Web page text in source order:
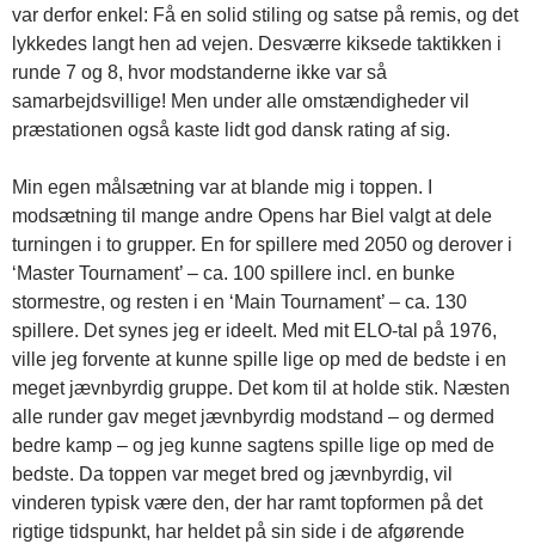
var derfor enkel: Få en solid stiling og satse på remis, og det
lykkedes langt hen ad vejen. Desværre kiksede taktikken i
runde 7 og 8, hvor modstanderne ikke var så
samarbejdsvillige! Men under alle omstændigheder vil
præstationen også kaste lidt god dansk rating af sig.
Min egen målsætning var at blande mig i toppen. I
modsætning til mange andre Opens har Biel valgt at dele
turningen i to grupper. En for spillere med 2050 og derover i
‘Master Tournament’ – ca. 100 spillere incl. en bunke
stormestre, og resten i en ‘Main Tournament’ – ca. 130
spillere. Det synes jeg er ideelt. Med mit ELO-tal på 1976,
ville jeg forvente at kunne spille lige op med de bedste i en
meget jævnbyrdig gruppe. Det kom til at holde stik. Næsten
alle runder gav meget jævnbyrdig modstand – og dermed
bedre kamp – og jeg kunne sagtens spille lige op med de
bedste. Da toppen var meget bred og jævnbyrdig, vil
vinderen typisk være den, der har ramt topformen på det
rigtige tidspunkt, har heldet på sin side i de afgørende